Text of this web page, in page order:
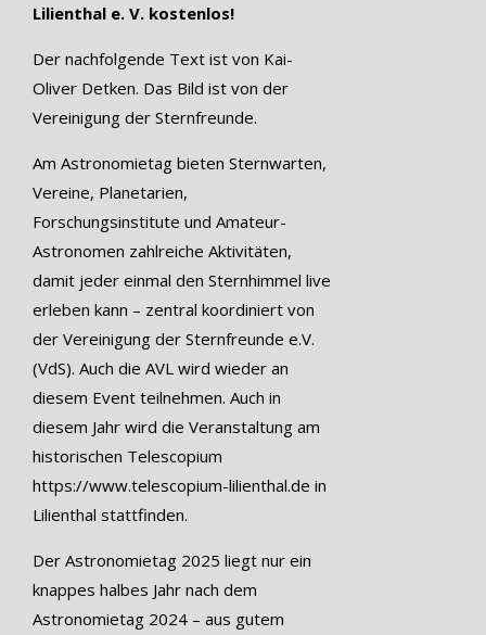
Lilienthal e. V. kostenlos!
Der nachfolgende Text ist von Kai-
Oliver Detken. Das Bild ist von der
Vereinigung der Sternfreunde.
Am Astronomietag bieten Sternwarten,
Vereine, Planetarien,
Forschungsinstitute und Amateur-
Astronomen zahlreiche Aktivitäten,
damit jeder einmal den Sternhimmel live
erleben kann – zentral koordiniert von
der Vereinigung der Sternfreunde e.V.
(VdS). Auch die AVL wird wieder an
diesem Event teilnehmen. Auch in
diesem Jahr wird die Veranstaltung am
historischen Telescopium
https://www.telescopium-lilienthal.de in
Lilienthal stattfinden.
Der Astronomietag 2025 liegt nur ein
knappes halbes Jahr nach dem
Astronomietag 2024 – aus gutem